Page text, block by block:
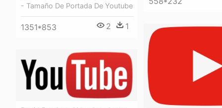
- Tamaño De Portada De Youtube
1351*853 2 1